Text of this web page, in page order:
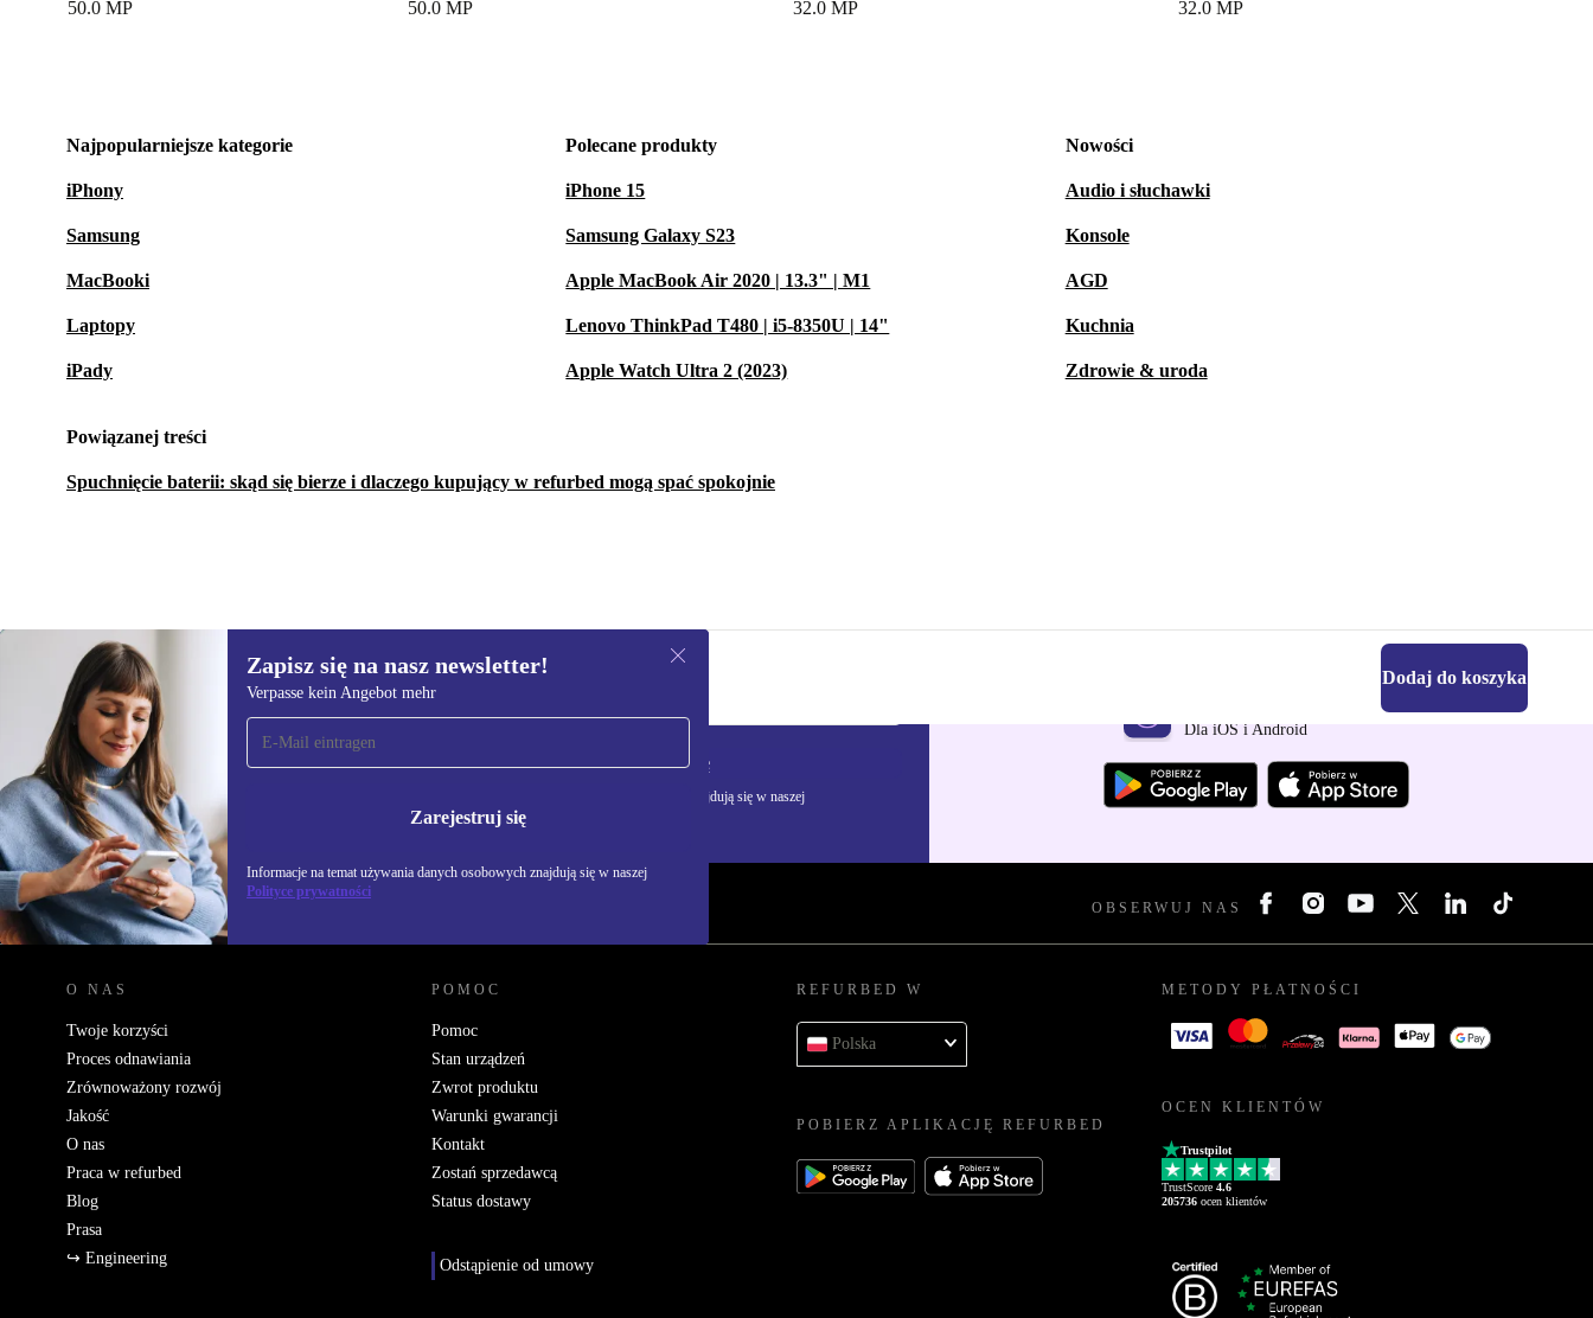
50.0 MP
50.0 MP
32.0 MP
32.0 MP
Najpopularniejsze kategorie
iPhony
Samsung
MacBooki
Laptopy
iPady
Polecane produkty
iPhone 15
Samsung Galaxy S23
Apple MacBook Air 2020 | 13.3" | M1
Lenovo ThinkPad T480 | i5-8350U | 14"
Apple Watch Ultra 2 (2023)
Nowości
Audio i słuchawki
Konsole
AGD
Kuchnia
Zdrowie & uroda
Powiązanej treści
Spuchnięcie baterii: skąd się bierze i dlaczego kupujący w refurbed mogą spać spokojnie
1 976,18 zł (-8%) Dodaj do koszyka
Zapisz się na nasz newsletter!
Verpasse kein Angebot mehr
Zarejestruj się
Informacje na temat używania danych osobowych znajdują się w naszej
Polityce prywatności
Zapisz się na nasz
newsletter!
Nie przegap żadnej oferty.
Zarejestruj się
Informacje na temat używania danych osobowych znajdują się w naszej
Polityce prywatności
Pobierz aplikację refurbed
Dla iOS i Android
REFURBED POLSKA - RETHINK NEW. OBSERWUJ NAS
O NAS
Twoje korzyści
Proces odnawiania
Zrównoważony rozwój
Jakość
O nas
Praca w refurbed
Blog
Prasa
↪ Engineering
POMOC
Pomoc
Stan urządzeń
Zwrot produktu
Warunki gwarancji
Kontakt
Zostań sprzedawcą
Status dostawy
Odstąpienie od umowy
REFURBED W
Polska
POBIERZ APLIKACJĘ REFURBED
METODY PŁATNOŚCI
OCEN KLIENTÓW
Trustpilot
TrustScore 4.6
205736 ocen klientów